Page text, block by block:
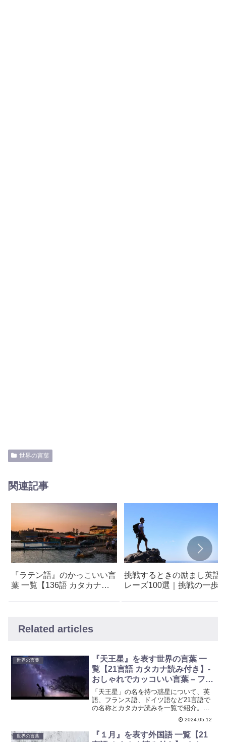
世界の言葉
関連記事
『ラテン語』のかっこいい言
葉 一覧【136語 カタカナ読
挑戦するときの励まし英語
レーズ100選｜挑戦の一歩を
Related articles
世界の言葉
『天王星』を表す世界の言葉 一
覧【21言語 カタカナ読み付き】-
おしゃれでカッコいい言葉 – フラ
ンス語・イタリア語・ドイツ語・
ラテン語など
「天王星」の名を持つ惑星について、英
語、フランス語、ドイツ語など21言語で
の名称とカタカナ読みを一覧で紹介。創
作やキャラクター命名に活用できる多言
語ガイドです。新たな発見があるかもし
れません。
2024.05.12
世界の言葉
『１月』を表す外国語 一覧【21